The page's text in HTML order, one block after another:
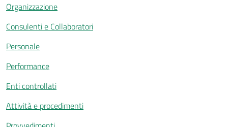
Organizzazione
Consulenti e Collaboratori
Personale
Performance
Enti controllati
Attività e procedimenti